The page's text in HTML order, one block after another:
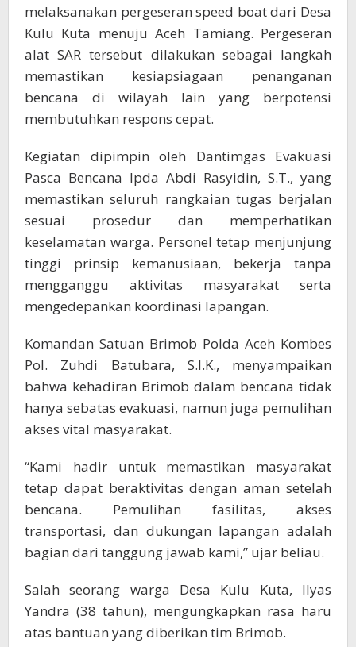
melaksanakan pergeseran speed boat dari Desa
Kulu Kuta menuju Aceh Tamiang. Pergeseran
alat SAR tersebut dilakukan sebagai langkah
memastikan kesiapsiagaan penanganan
bencana di wilayah lain yang berpotensi
membutuhkan respons cepat.
Kegiatan dipimpin oleh Dantimgas Evakuasi
Pasca Bencana Ipda Abdi Rasyidin, S.T., yang
memastikan seluruh rangkaian tugas berjalan
sesuai prosedur dan memperhatikan
keselamatan warga. Personel tetap menjunjung
tinggi prinsip kemanusiaan, bekerja tanpa
mengganggu aktivitas masyarakat serta
mengedepankan koordinasi lapangan.
Komandan Satuan Brimob Polda Aceh Kombes
Pol. Zuhdi Batubara, S.I.K., menyampaikan
bahwa kehadiran Brimob dalam bencana tidak
hanya sebatas evakuasi, namun juga pemulihan
akses vital masyarakat.
“Kami hadir untuk memastikan masyarakat
tetap dapat beraktivitas dengan aman setelah
bencana. Pemulihan fasilitas, akses
transportasi, dan dukungan lapangan adalah
bagian dari tanggung jawab kami,” ujar beliau.
Salah seorang warga Desa Kulu Kuta, Ilyas
Yandra (38 tahun), mengungkapkan rasa haru
atas bantuan yang diberikan tim Brimob.